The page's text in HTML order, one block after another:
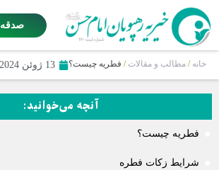
صدقه
خانه / مطالب و مقالات / فطریه چیست؟ 13 ژوئن 2024
آنچه می‌خوانید:
فطریه چیست؟
شرایط زکات فطره